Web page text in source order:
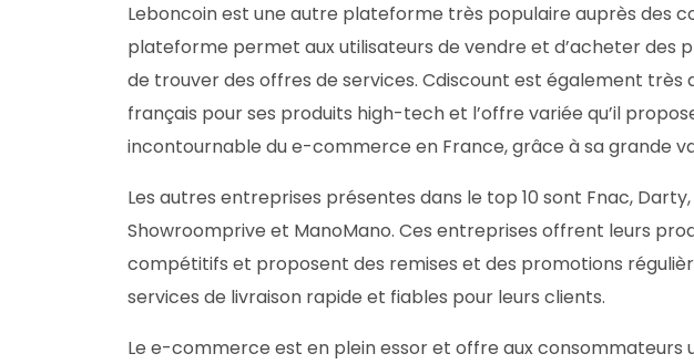
Leboncoin est une autre plateforme très populaire auprès des
plateforme permet aux utilisateurs de vendre et d’acheter des
de trouver des offres de services. Cdiscount est également
français pour ses produits high-tech et l’offre variée qu’il
incontournable du e-commerce en France, grâce à sa grande
Les autres entreprises présentes dans le top 10 sont Fnac,
Showroomprive et ManoMano. Ces entreprises offrent leurs
compétitifs et proposent des remises et des promotions
services de livraison rapide et fiables pour leurs clients.
Le e-commerce est en plein essor et offre aux consommateurs